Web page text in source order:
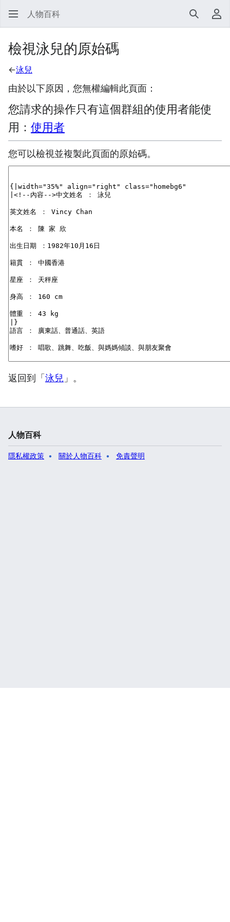
人物百科 搜尋 使
檢視泳兒的原始碼
←泳兒
由於以下原因，您無權編輯此頁面：
您請求的操作只有這個群組的使用者能使
用： 使用者
您可以檢視並複製此頁面的原始碼。
返回到「泳兒 」。
人物百科
隱私權政策 關於人物百科 免責聲明